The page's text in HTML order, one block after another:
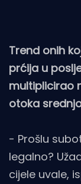
Trend onih
prćija u
multiplicirao
otoka
- Prošlu
legalno?
cijele uvale,